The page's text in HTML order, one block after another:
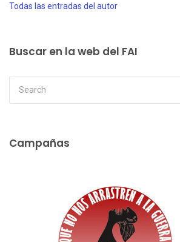
Todas las entradas del autor
Buscar en la web del FAI
Campañas